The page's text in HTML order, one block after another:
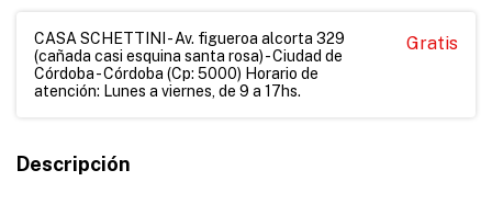
CASA SCHETTINI - Av. figueroa alcorta 329
(cañada casi esquina santa rosa) - Ciudad de
Córdoba - Córdoba (Cp: 5000) Horario de
atención: Lunes a viernes, de 9 a 17hs.
Gratis
Descripción